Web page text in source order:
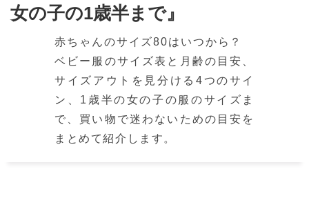
女の子の1歳半まで』
赤ちゃんのサイズ80はいつから？
ベビー服のサイズ表と月齢の目安、
サイズアウトを見分ける4つのサイ
ン、1歳半の女の子の服のサイズま
で、買い物で迷わないための目安を
まとめて紹介します。